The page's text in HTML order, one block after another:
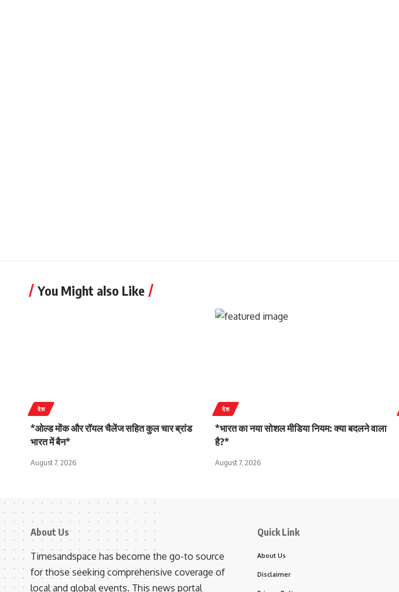
You Might also Like
देश
*ओल्ड मोंक और रॉयल चैलेंज सहित कुल चार ब्रांड
भारत में बैन*
August 7, 2026
देश
*भारत का नया सोशल मीडिया नियम: क्या बदलने वाला
है?*
August 7, 2026
About Us
Timesandspace has become the go-to source
for those seeking comprehensive coverage of
local and global events. This news portal
Quick Link
About Us
Disclaimer